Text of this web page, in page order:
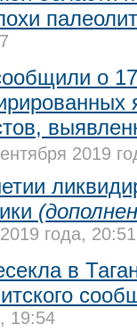
о 17
2019
года, 20:51
в
19:54